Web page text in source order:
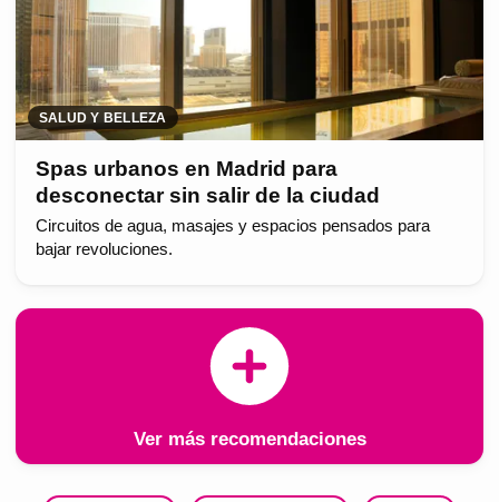
SALUD Y BELLEZA
Spas urbanos en Madrid para
desconectar sin salir de la ciudad
Circuitos de agua, masajes y espacios pensados para
bajar revoluciones.
Ver más recomendaciones